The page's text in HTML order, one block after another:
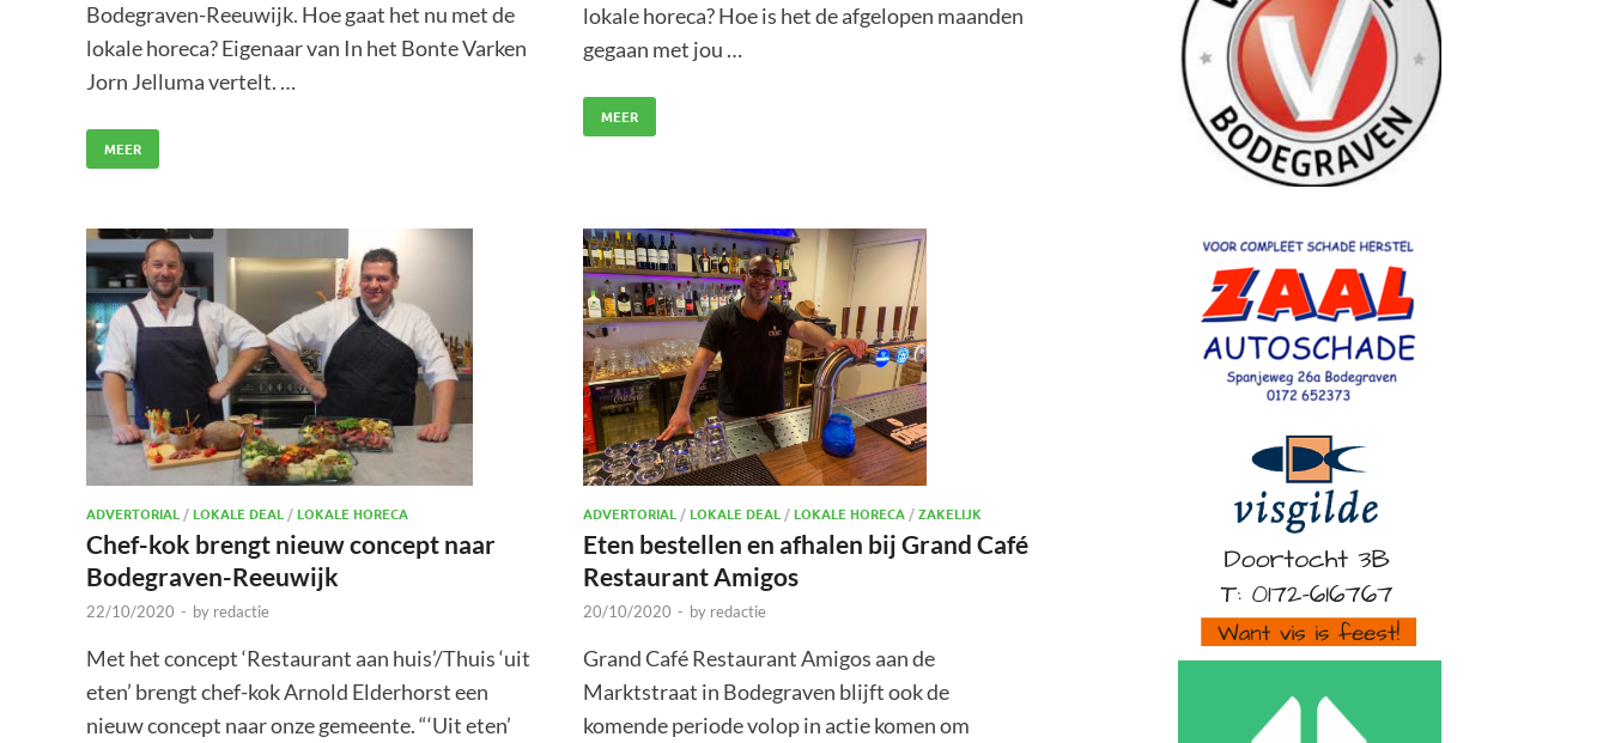
Bodegraven-Reeuwijk. Hoe gaat het nu met de
lokale horeca? Eigenaar van In het Bonte Varken
Jorn Jelluma vertelt. …
MEER
lokale horeca? Hoe is het de afgelopen maanden
gegaan met jou …
MEER
ADVERTORIAL / LOKALE DEAL / LOKALE HORECA
Chef-kok brengt nieuw concept naar
Bodegraven-Reeuwijk
22/10/2020 - by redactie
Met het concept ‘Restaurant aan huis’/Thuis ‘uit
eten’ brengt chef-kok Arnold Elderhorst een
nieuw concept naar onze gemeente. “‘Uit eten’
ADVERTORIAL/ LOKALE DEAL/ LOKALE HORECA/ZAKELIJK
Eten bestellen en afhalen bij Grand Café
Restaurant Amigos
20/10/2020 - by redactie
Grand Café Restaurant Amigos aan de
Marktstraat in Bodegraven blijft ook de
komende periode volop in actie komen om